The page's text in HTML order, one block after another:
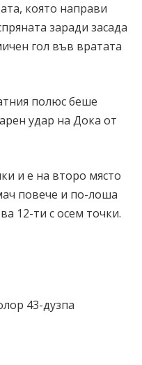
която направи
заради засада
гол във вратата
полюс беше
удар на Дока от
и е на второ място
повече и по-лоша
12-ти с осем точки.
43-дузпа